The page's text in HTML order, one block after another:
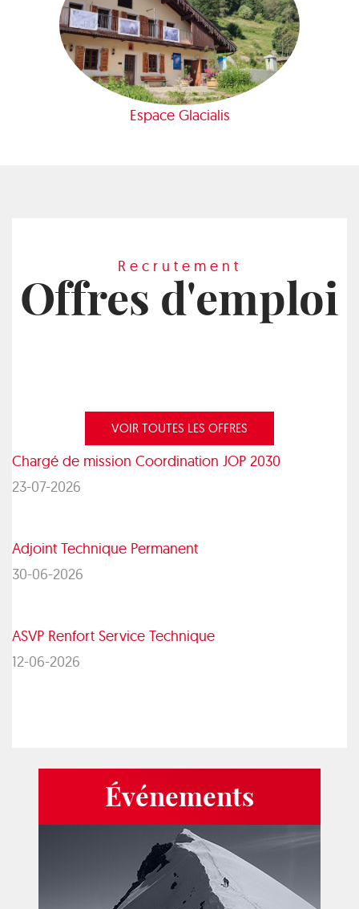
Espace Glacialis
Recrutement
Offres d'emploi
VOIR TOUTES LES OFFRES
Chargé de mission Coordination JOP 2030
23-07-2026
Adjoint Technique Permanent
30-06-2026
ASVP Renfort Service Technique
12-06-2026
Événements